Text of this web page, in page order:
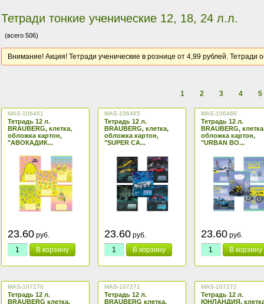
Тетради тонкие ученические 12, 18, 24 л.л.
(всего 506)
Внимание! Акция! Тетради ученические в рознице от 4,99 рублей. Тетради
1 2 3 4 5
MAS-106461
Тетрадь 12 л.
BRAUBERG, клетка,
обложка картон,
"АВОКАДИК...
23.60 руб.
В корзину
MAS-106465
Тетрадь 12 л.
BRAUBERG, клетка,
обложка картон,
"SUPER CA...
23.60 руб.
В корзину
MAS-106466
Тетрадь 12 л.
BRAUBERG,
обложка картон,
"URBAN BO...
23.60 руб.
В корзину
MAS-107270
Тетрадь 12 л.
BRAUBERG клетка,
MAS-107271
Тетрадь 12 л.
BRAUBERG клетка,
MAS-107272
Тетрадь 12 л.
ЮНЛАНДИЯ,